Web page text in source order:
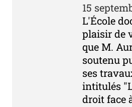
15
L'École
plaisir de
que M.
soutenu
ses
intitulés
droit face